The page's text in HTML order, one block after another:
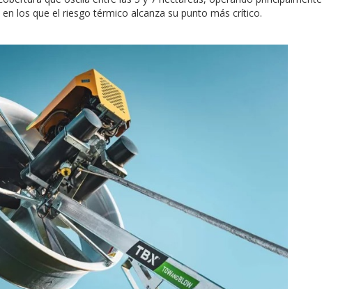
los que el riesgo térmico alcanza su punto más crítico.